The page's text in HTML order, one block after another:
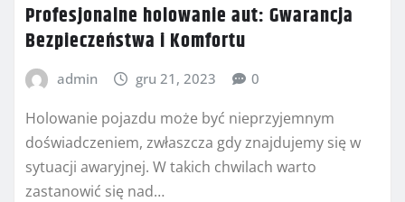
Profesjonalne holowanie aut: Gwarancja
Bezpieczeństwa i Komfortu
admin gru 21, 2023 0
Holowanie pojazdu może być nieprzyjemnym
doświadczeniem, zwłaszcza gdy znajdujemy się w
sytuacji awaryjnej. W takich chwilach warto
zastanowić się nad…